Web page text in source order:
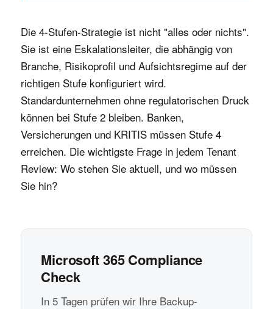
Die 4-Stufen-Strategie ist nicht "alles oder nichts".
Sie ist eine Eskalationsleiter, die abhängig von
Branche, Risikoprofil und Aufsichtsregime auf der
richtigen Stufe konfiguriert wird.
Standardunternehmen ohne regulatorischen Druck
können bei Stufe 2 bleiben. Banken,
Versicherungen und KRITIS müssen Stufe 4
erreichen. Die wichtigste Frage in jedem Tenant
Review: Wo stehen Sie aktuell, und wo müssen
Sie hin?
Microsoft 365 Compliance
Check
In 5 Tagen prüfen wir Ihre Backup-